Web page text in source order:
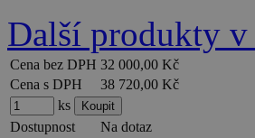
Další produkty
Cena bez DPH 32 000,00 Kč
Cena s DPH
38 720,00 Kč
ks
Dostupnost
Na dotaz